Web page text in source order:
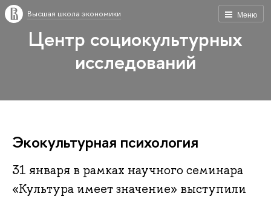
Меню
Высшая школа экономики
Центр социокультурных
исследований
Экокультурная психология
31 января в рамках научного семинара
«Культура имеет значение» выступили